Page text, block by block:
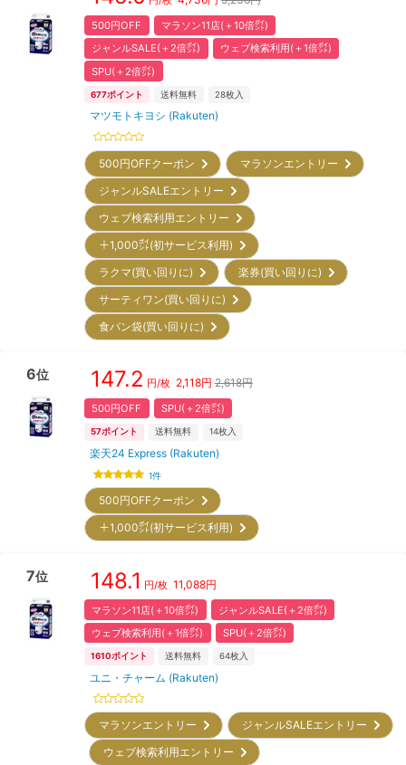
500円OFF
マラソン11店(＋10倍㌽)
ジャンルSALE(＋2倍㌽)
ウェブ検索利用(＋1倍㌽)
SPU(＋2倍㌽)
677ポイント 送料無料 28枚入
マツモトキヨシ (Rakuten)
500円OFFクーポン
マラソンエントリー
ジャンルSALEエントリー
ウェブ検索利用エントリー
＋1,000㌽(初サービス利用)
ラクマ(買い回りに)
楽券(買い回りに)
サーティワン(買い回りに)
食パン袋(買い回りに)
6位 147.2 円/枚 2,118円 2,618円
500円OFF SPU(＋2倍㌽)
57ポイント 送料無料 14枚入
楽天24 Express (Rakuten)
1件
500円OFFクーポン
＋1,000㌽(初サービス利用)
7位 148.1 円/枚 11,088円
マラソン11店(＋10倍㌽)
ジャンルSALE(＋2倍㌽)
ウェブ検索利用(＋1倍㌽)
SPU(＋2倍㌽)
1610ポイント 送料無料 64枚入
ユニ・チャーム (Rakuten)
マラソンエントリー
ジャンルSALEエントリー
ウェブ検索利用エントリー